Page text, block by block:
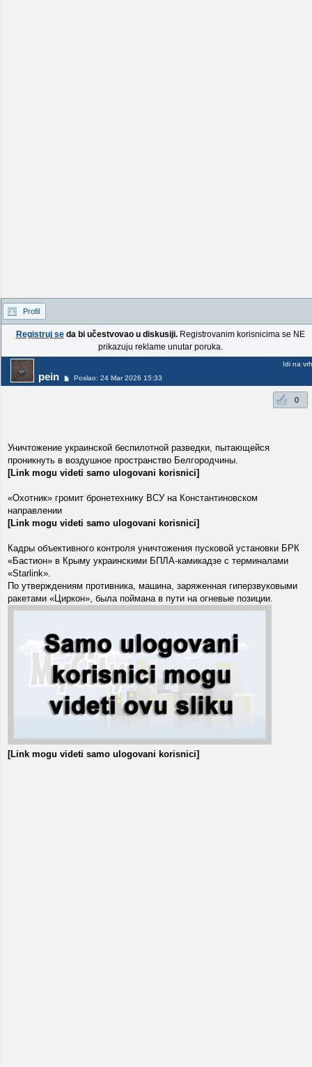
Profil
Registruj seda bi učestvovao u diskusiji.Registrovanim korisnicima se NE
prikazuju reklame unutar poruka.
pein Poslao: 24 Mar 2026 15:33
Idi na vrh
0
Уничтожение украинской беспилотной разведки, пытающейся
проникнуть в воздушное пространство Белгородчины.
[Link mogu videti samo ulogovani korisnici]
«Охотник» громит бронетехнику ВСУ на Константиновском
направлении
[Link mogu videti samo ulogovani korisnici]
Кадры объективного контроля уничтожения пусковой установки БРК
«Бастион» в Крыму украинскими БПЛА-камикадзе с терминалами
«Starlink».
По утверждениям противника, машина, заряженная гиперзвуковыми
ракетами «Циркон», была поймана в пути на огневые позиции.
[Link mogu videti samo ulogovani korisnici]